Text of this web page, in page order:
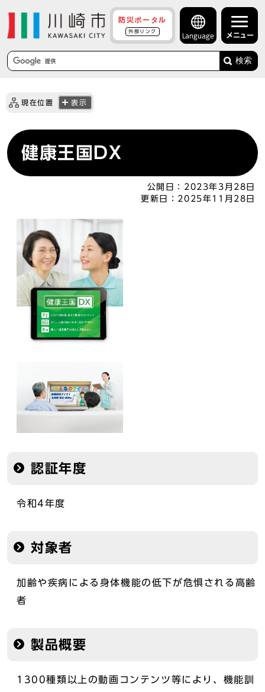
防災ポータル
外部リンク
Language メニュー
検索
現在位置 表示
健康王国DX
公開日： 2023年3月28日
更新日： 2025年11月28日
認証年度
令和4年度
対象者
加齢や疾病による身体機能の低下が危惧される高齢
者
製品概要
1300種類以上の動画コンテンツ等により、機能訓